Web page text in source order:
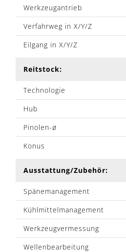
Werkzeugantrieb
Verfahrweg in X/Y/Z
Eilgang in X/Y/Z
Reitstock:
Technologie
Hub
Pinolen-ø
Konus
Ausstattung/Zubehör:
Spänemanagement
Kühlmittelmanagement
Werkzeugvermessung
Wellenbearbeitung